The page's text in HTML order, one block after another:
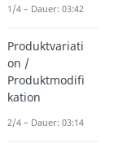
1/4 – Dauer: 03:42
Produktvariati
on /
Produktmodifi
kation
2/4 – Dauer: 03:14